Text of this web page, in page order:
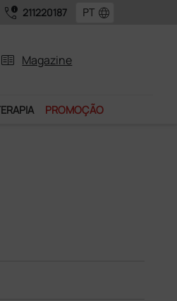
call_quality 211220187 language
two_pager Magazine
PROMOÇÃO